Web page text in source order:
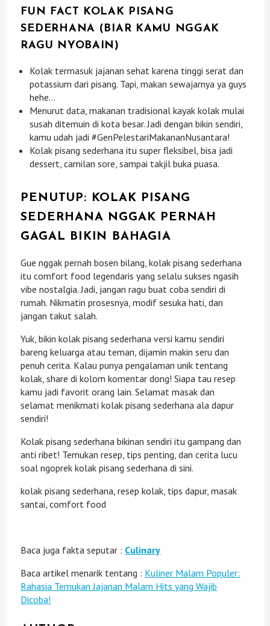
FUN FACT KOLAK PISANG
SEDERHANA (BIAR KAMU NGGAK
RAGU NYOBAIN)
Kolak termasuk jajanan sehat karena tinggi serat dan
potassium dari pisang. Tapi, makan sewajarnya ya guys
hehe…
Menurut data, makanan tradisional kayak kolak mulai
susah ditemuin di kota besar. Jadi dengan bikin sendiri,
kamu udah jadi #GenPelestariMakananNusantara!
Kolak pisang sederhana itu super fleksibel, bisa jadi
dessert, camilan sore, sampai takjil buka puasa.
PENUTUP: KOLAK PISANG
SEDERHANA NGGAK PERNAH
GAGAL BIKIN BAHAGIA
Gue nggak pernah bosen bilang, kolak pisang sederhana
itu comfort food legendaris yang selalu sukses ngasih
vibe nostalgia. Jadi, jangan ragu buat coba sendiri di
rumah. Nikmatin prosesnya, modif sesuka hati, dan
jangan takut salah.
Yuk, bikin kolak pisang sederhana versi kamu sendiri
bareng keluarga atau teman, dijamin makin seru dan
penuh cerita. Kalau punya pengalaman unik tentang
kolak, share di kolom komentar dong! Siapa tau resep
kamu jadi favorit orang lain. Selamat masak dan
selamat menikmati kolak pisang sederhana ala dapur
sendiri!
Kolak pisang sederhana bikinan sendiri itu gampang dan
anti ribet! Temukan resep, tips penting, dan cerita lucu
soal ngoprek kolak pisang sederhana di sini.
kolak pisang sederhana, resep kolak, tips dapur, masak
santai, comfort food
Baca juga fakta seputar : Culinary
Baca artikel menarik tentang : Kuliner Malam Populer:
Rahasia Temukan Jajanan Malam Hits yang Wajib
Dicoba!